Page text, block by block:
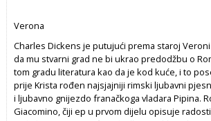
Verona
Charles Dickens je putujući prema staroj
da mu stvarni grad ne bi ukrao predodžbu o
tom gradu literatura kao da je kod kuće, i to
prije Krista rođen najsjajniji rimski ljubavni
i ljubavno gnijezdo franačkoga vladara Pipina.
Giacomino, čiji ep u prvom dijelu opisuje